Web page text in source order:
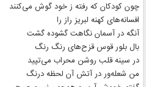
چون کودکان که رفته ز خود گوش می‌کنند
افسانه‌های کهنه لبریز راز را
آنگه در آسمان نگاهت گشوده گشت
بال بلور قوس قزح‌های رنگ رنگ
در سینه قلب روشن محراب می‌تپید
من شعله‌ور در آتش آن لحظه درنگ